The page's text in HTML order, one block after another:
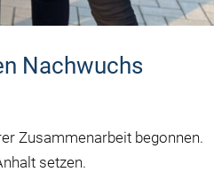
Nachwuchs
Zusammenarbeit begonnen.
setzen.